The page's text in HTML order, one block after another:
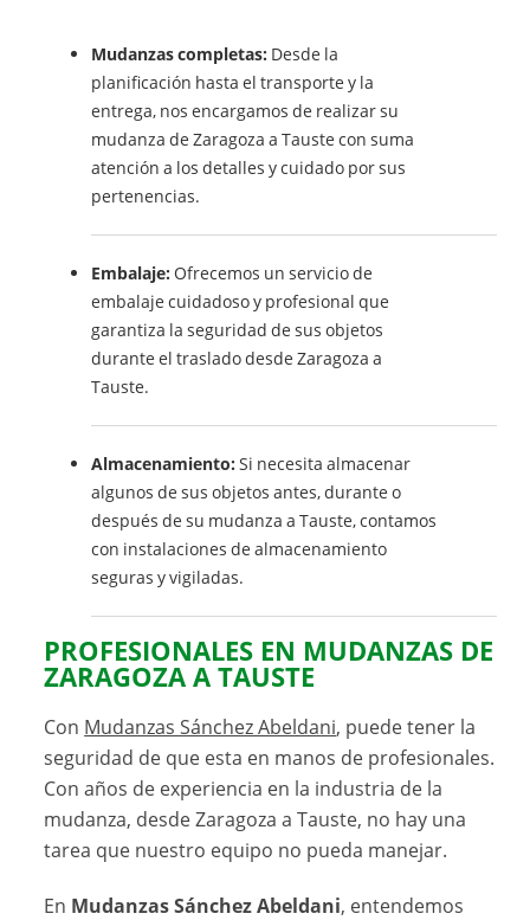
Mudanzas completas: Desde la
planificación hasta el transporte y la
entrega, nos encargamos de realizar su
mudanza de Zaragoza a Tauste con suma
atención a los detalles y cuidado por sus
pertenencias.
Embalaje: Ofrecemos un servicio de
embalaje cuidadoso y profesional que
garantiza la seguridad de sus objetos
durante el traslado desde Zaragoza a
Tauste.
Almacenamiento: Si necesita almacenar
algunos de sus objetos antes, durante o
después de su mudanza a Tauste, contamos
con instalaciones de almacenamiento
seguras y vigiladas.
PROFESIONALES EN MUDANZAS DE
ZARAGOZA A TAUSTE
Con Mudanzas Sánchez Abeldani, puede tener la
seguridad de que esta en manos de profesionales.
Con años de experiencia en la industria de la
mudanza, desde Zaragoza a Tauste, no hay una
tarea que nuestro equipo no pueda manejar.
En Mudanzas Sánchez Abeldani, entendemos